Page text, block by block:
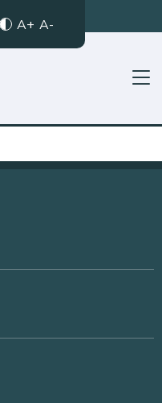
A+ A-